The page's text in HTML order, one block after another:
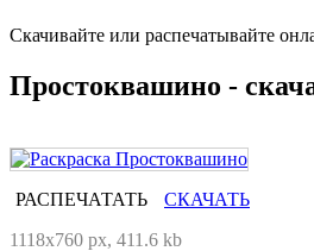
Скачивайте или распечатывайте
Простоквашино -
РАСПЕЧАТАТЬ
СКАЧАТЬ
1118x760 px, 411.6 kb